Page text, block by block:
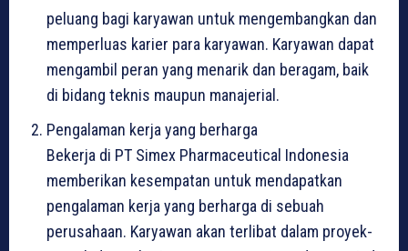
peluang bagi karyawan untuk mengembangkan dan
memperluas karier para karyawan. Karyawan dapat
mengambil peran yang menarik dan beragam, baik
di bidang teknis maupun manajerial.
Pengalaman kerja yang berharga
Bekerja di PT Simex Pharmaceutical Indonesia
memberikan kesempatan untuk mendapatkan
pengalaman kerja yang berharga di sebuah
perusahaan. Karyawan akan terlibat dalam proyek-